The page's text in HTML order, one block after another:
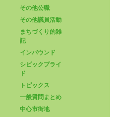
その他公職
その他議員活動
まちづくり的雑
記
インバウンド
シビックプライ
ド
トピックス
一般質問まとめ
中心市街地